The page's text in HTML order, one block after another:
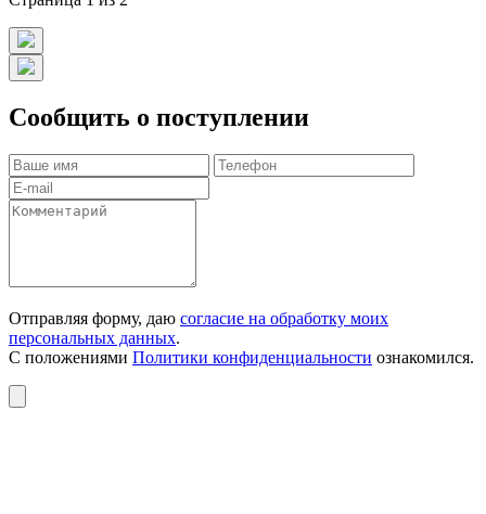
Сообщить о поступлении
Отправляя форму, даю согласие на обработку моих
персональных данных.
С положениями Политики конфиденциальности ознакомился.